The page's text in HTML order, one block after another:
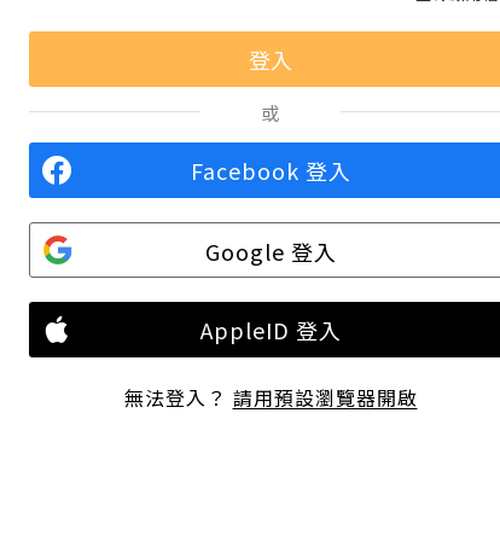
或
Facebook 登入
Google 登入
AppleID 登入
無法登入？ 請用預設瀏覽器開啟